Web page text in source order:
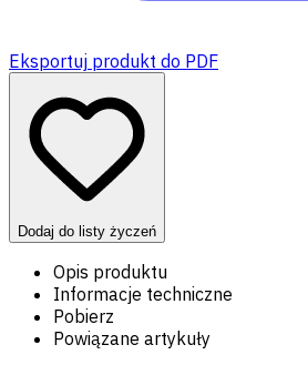
Eksportuj produkt do PDF
Dodaj do listy życzeń
Opis produktu
Informacje techniczne
Pobierz
Powiązane artykuły